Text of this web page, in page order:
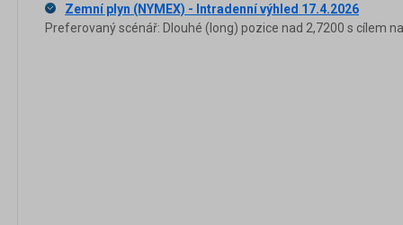
Zemní plyn (NYMEX) - Intradenní výhled 17.4.2026
Preferovaný scénář: Dlouhé (long) pozice nad 2,7200 s cílem